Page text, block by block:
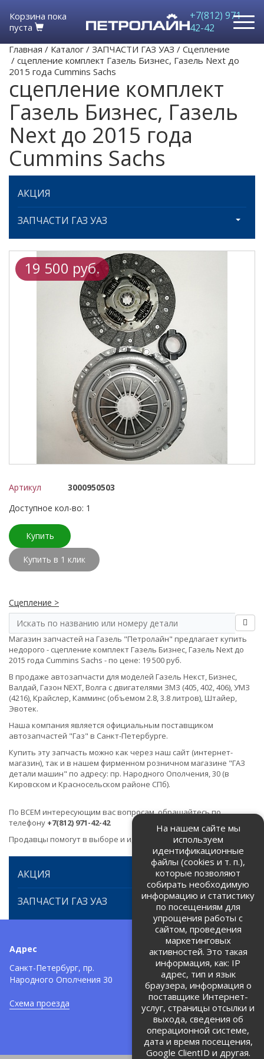
Корзина пока
пуста
+7(812) 971-
42-42
Главная / Каталог / ЗАПЧАСТИ ГАЗ УАЗ / Сцепление
/ сцепление комплект Газель Бизнес, Газель Next до
2015 года Cummins Sachs
сцепление комплект
Газель Бизнес, Газель
Next до 2015 года
Cummins Sachs
АКЦИЯ
ЗАПЧАСТИ ГАЗ УАЗ
19 500 руб.
Артикул
3000950503
Доступное кол-во: 1
Купить
Купить в 1 клик
Сцепление >
Магазин запчастей на Газель "Петролайн" предлагает купить
недорого - сцепление комплект Газель Бизнес, Газель Next до
2015 года Cummins Sachs - по цене: 19 500 руб.
В продаже автозапчасти для моделей Газель Некст, Бизнес,
Валдай, Газон NEXT, Волга с двигателями ЗМЗ (405, 402, 406), УМЗ
(4216), Крайслер, Камминс (объемом 2.8, 3.8 литров), Штайер,
Эвотек.
Наша компания является официальным поставщиком
автозапчастей "Газ" в Санкт-Петербурге.
Купить эту запчасть можно как через наш сайт (интернет-
магазин), так и в нашем фирменном розничном магазине "ГАЗ
детали машин" по адресу: пр. Народного Ополчения, 30 (в
Кировском и Красносельском районе СПб).
По ВСЕМ интересующим вас вопросам, обращайтесь по
телефону +7(812) 971-42-42
Продавцы помогут в выборе и идентификации товара.
АКЦИЯ
ЗАПЧАСТИ ГАЗ УАЗ
Адрес
Санкт-Петербург, пр.
Народного Ополчения 30
Схема проезда
Телефоны:
+7 (812) 971-42-42
Политика об обработке и
защите персональных данных
Соглашение на обработку
персональных данных
На нашем сайте мы
используем
идентификационные
файлы (cookies и т. п.),
которые позволяют
собирать необходимую
информацию и статистику
по посещениям для
упрощения работы с
сайтом, проведения
маркетинговых
активностей. Это такая
информация, как: IP
адрес, тип и язык
браузера, информация о
поставщике Интернет-
услуг, страницы отсылки и
выхода, сведения об
операционной системе,
дата и время посещения,
Google ClientID и другая.